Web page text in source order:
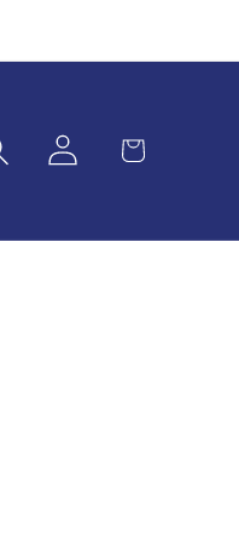
EinloggenWarenkorb